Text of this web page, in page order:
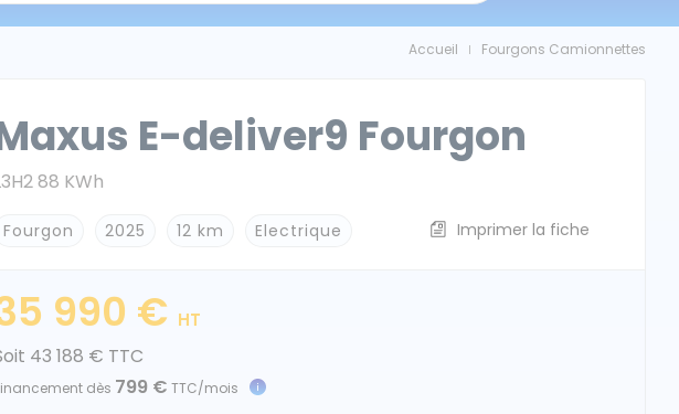
Accueil Fourgons Camionnettes
E-deliver9 Fourgon
88 KWh
Fourgon 2025 12 km Electrique Imprimer la fiche
990 € HT
43 188 € TTC
dès 799 € TTC/mois